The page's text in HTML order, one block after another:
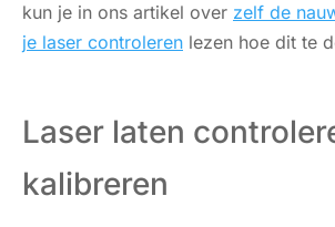
kun je in ons artikel over zelf de
je laser controleren lezen hoe dit te
Laser laten
kalibreren